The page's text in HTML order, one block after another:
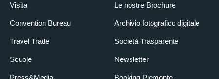
Visita
Convention Bureau
Travel Trade
Scuole
Press&Media
Le nostre Brochure
Archivio fotografico digitale
Società Trasparente
Newsletter
Booking Piemonte